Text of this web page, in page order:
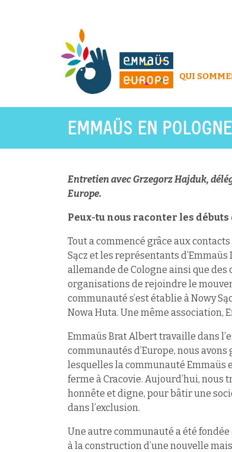
QUI
EMMAÜS EN POLOGNE
Entretien avec Grzegorz Hajduk,
Europe.
Peux-tu nous raconter les débuts
Tout a commencé grâce aux
Sącz et les représentants
allemande de Cologne ainsi que des
organisations de rejoindre le
communauté s’est établie à Nowy
Nowa Huta. Une même association,
Emmaüs Brat Albert travaille dans
communautés d’Europe, nous
lesquelles la communauté Emmaüs
ferme à Cracovie. Aujourd’hui,
honnête et digne, pour bâtir une
dans l’exclusion.
Une autre communauté a été
à la construction d’une nouvelle